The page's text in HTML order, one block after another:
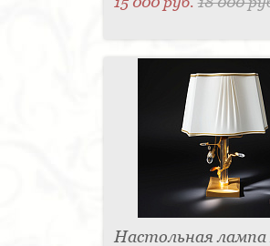
Настольная лампа